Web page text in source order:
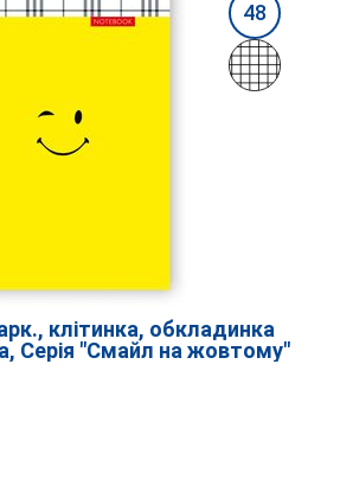
48
клітинка, обкладинка
Серія "Смайл на жовтому"